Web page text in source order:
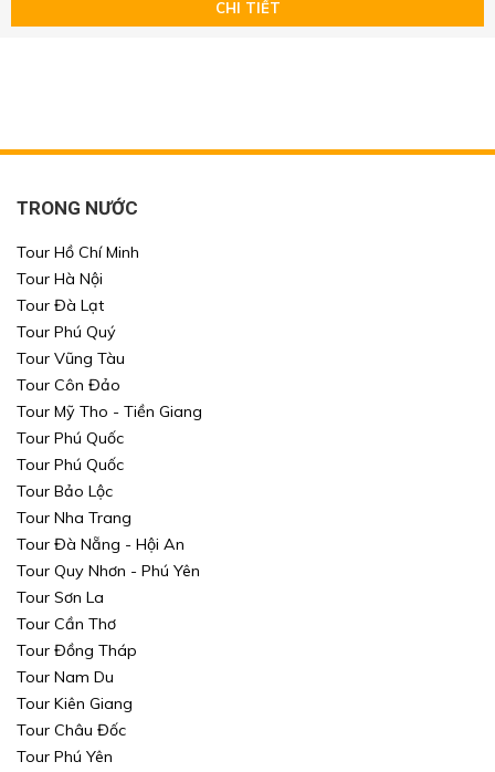
CHI TIẾT
TRONG NƯỚC
Tour Hồ Chí Minh
Tour Hà Nội
Tour Đà Lạt
Tour Phú Quý
Tour Vũng Tàu
Tour Côn Đảo
Tour Mỹ Tho - Tiền Giang
Tour Phú Quốc
Tour Phú Quốc
Tour Bảo Lộc
Tour Nha Trang
Tour Đà Nẵng - Hội An
Tour Quy Nhơn - Phú Yên
Tour Sơn La
Tour Cần Thơ
Tour Đồng Tháp
Tour Nam Du
Tour Kiên Giang
Tour Châu Đốc
Tour Phú Yên